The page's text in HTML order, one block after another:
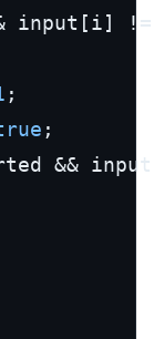
input[i]
;
;
&&